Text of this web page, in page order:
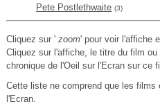
Pete Postlethwaite (3)
Cliquez sur ' zoom' pour voir l'affiche
Cliquez sur l'affiche, le titre du film
chronique de l'Oeil sur l'Ecran sur ce
Cette liste ne comprend que les films
l'Ecran.